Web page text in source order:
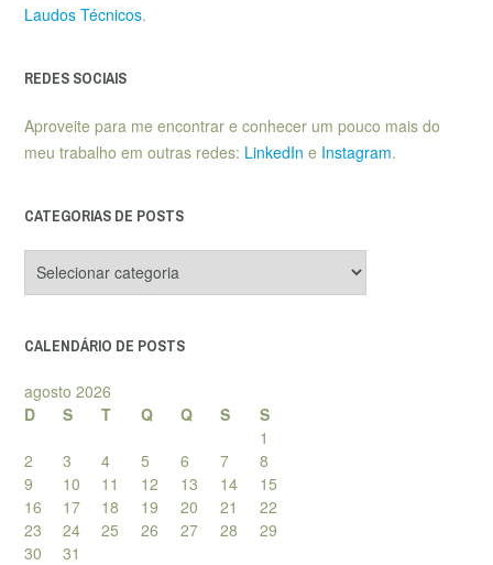
Laudos Técnicos.
REDES SOCIAIS
Aproveite para me encontrar e conhecer um pouco mais do
meu trabalho em outras redes: LinkedIn e Instagram.
CATEGORIAS DE POSTS
de
CALENDÁRIO DE POSTS
agosto 2026
D
S T Q Q S
S
1
2
3 4 5 6 7
8
9
10 11 12 13 14
15
16
17 18 19 20 21
22
23
24 25 26 27 28
29
30
31